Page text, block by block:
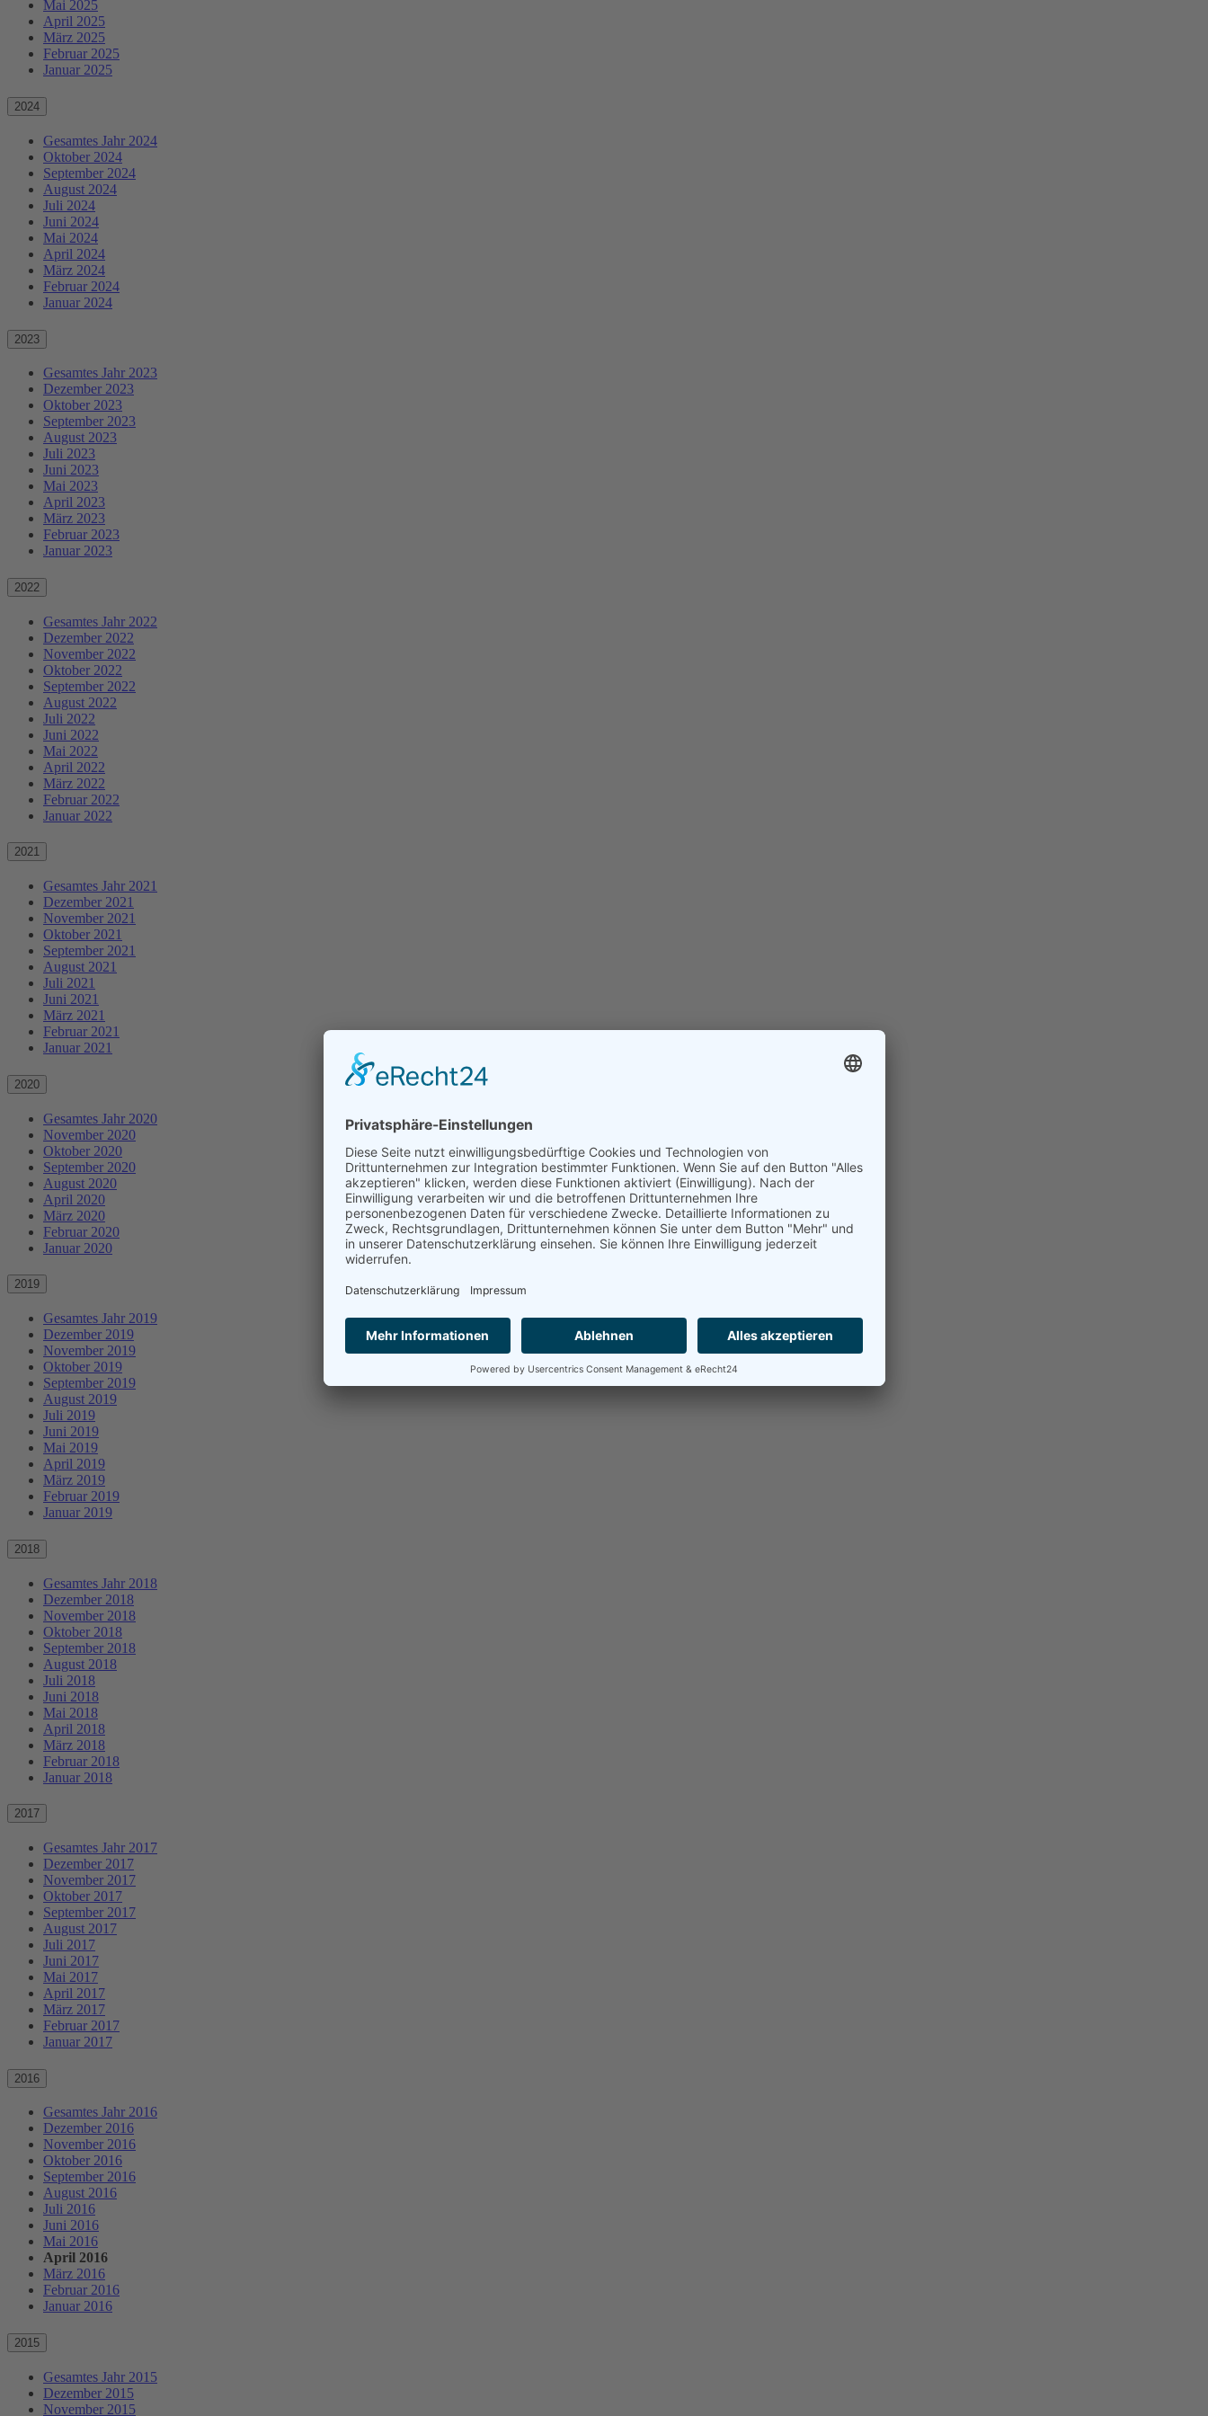
Mai 2025
April 2025
März 2025
Februar 2025
Januar 2025
2024
Gesamtes Jahr 2024
Oktober 2024
September 2024
August 2024
Juli 2024
Juni 2024
Mai 2024
April 2024
März 2024
Februar 2024
Januar 2024
2023
Gesamtes Jahr 2023
Dezember 2023
Oktober 2023
September 2023
August 2023
Juli 2023
Juni 2023
Mai 2023
April 2023
März 2023
Februar 2023
Januar 2023
2022
Gesamtes Jahr 2022
Dezember 2022
November 2022
Oktober 2022
September 2022
August 2022
Juli 2022
Juni 2022
Mai 2022
April 2022
März 2022
Februar 2022
Januar 2022
2021
Gesamtes Jahr 2021
Dezember 2021
November 2021
Oktober 2021
September 2021
August 2021
Juli 2021
Juni 2021
März 2021
Februar 2021
Januar 2021
2020
Gesamtes Jahr 2020
November 2020
Oktober 2020
September 2020
August 2020
April 2020
März 2020
Februar 2020
Januar 2020
2019
Gesamtes Jahr 2019
Dezember 2019
November 2019
Oktober 2019
September 2019
August 2019
Juli 2019
Juni 2019
Mai 2019
April 2019
März 2019
Februar 2019
Januar 2019
2018
Gesamtes Jahr 2018
Dezember 2018
November 2018
Oktober 2018
September 2018
August 2018
Juli 2018
Juni 2018
Mai 2018
April 2018
März 2018
Februar 2018
Januar 2018
2017
Gesamtes Jahr 2017
Dezember 2017
November 2017
Oktober 2017
September 2017
August 2017
Juli 2017
Juni 2017
Mai 2017
April 2017
März 2017
Februar 2017
Januar 2017
2016
Gesamtes Jahr 2016
Dezember 2016
November 2016
Oktober 2016
September 2016
August 2016
Juli 2016
Juni 2016
Mai 2016
April 2016
März 2016
Februar 2016
Januar 2016
2015
Gesamtes Jahr 2015
Dezember 2015
November 2015